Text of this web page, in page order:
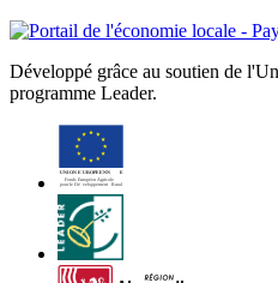
Développé grâce au soutien de
programme Leader.